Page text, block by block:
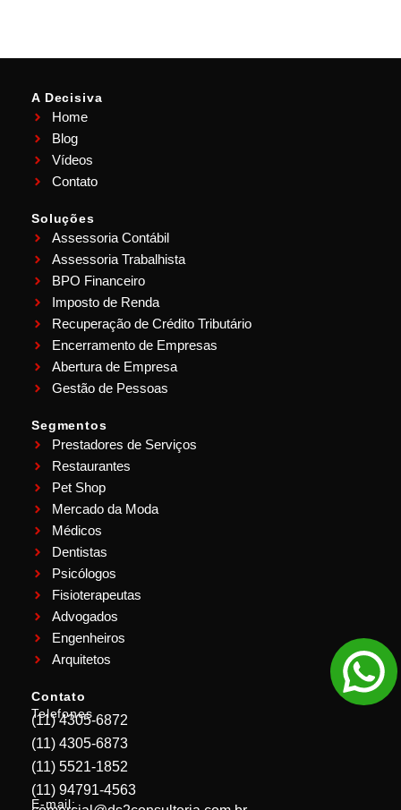
A Decisiva
Home
Blog
Vídeos
Contato
Soluções
Assessoria Contábil
Assessoria Trabalhista
BPO Financeiro
Imposto de Renda
Recuperação de Crédito Tributário
Encerramento de Empresas
Abertura de Empresa
Gestão de Pessoas
Segmentos
Prestadores de Serviços
Restaurantes
Pet Shop
Mercado da Moda
Médicos
Dentistas
Psicólogos
Fisioterapeutas
Advogados
Engenheiros
Arquitetos
Contato
Telefones
(11) 4305-6872
(11) 4305-6873
(11) 5521-1852
(11) 94791-4563
E-mail: